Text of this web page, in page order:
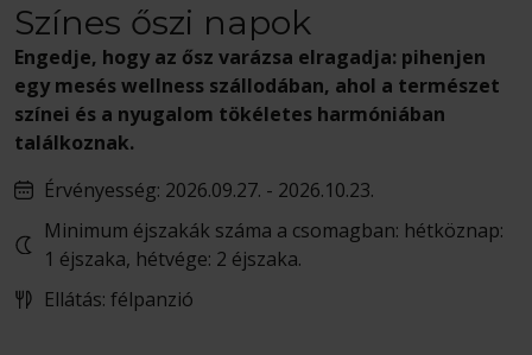
Színes őszi napok
Engedje, hogy az ősz varázsa elragadja: pihenjen
egy mesés wellness szállodában, ahol a természet
színei és a nyugalom tökéletes harmóniában
találkoznak.
Érvényesség: 2026.09.27. - 2026.10.23.
Minimum éjszakák száma a csomagban: hétköznap:
1 éjszaka, hétvége: 2 éjszaka.
Ellátás: félpanzió